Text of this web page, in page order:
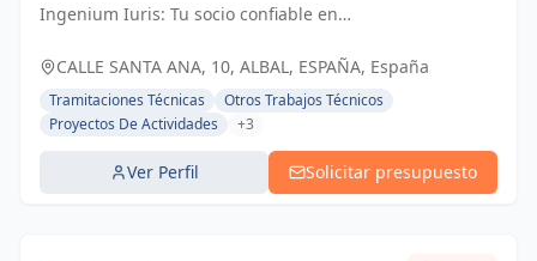
Ingenium Iuris: Tu socio confiable en
Soluciones profesionales para proyectos
CALLE SANTA ANA, 10, ALBAL, ESPAÑA, España
Tramitaciones Técnicas
Otros Trabajos Técnicos
Proyectos De Actividades
+3
Ver Perfil Solicitar presupuesto